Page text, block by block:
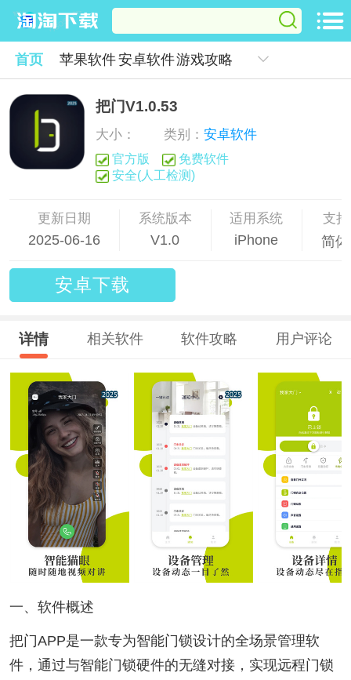
首页 苹果软件安卓软件游戏攻略
把门V1.0.53
大小： 类别： 安卓软件
官方版
免费软件
安全(人工检测)
更新日期
2025-06-16
系统版本
V1.0
适用系统
iPhone
支
简
安卓下载
详情 相关软件 软件攻略 用户评论
一、软件概述
把门APP是一款专为智能门锁设计的全场景管理软
件，通过与智能门锁硬件的无缝对接，实现远程门锁